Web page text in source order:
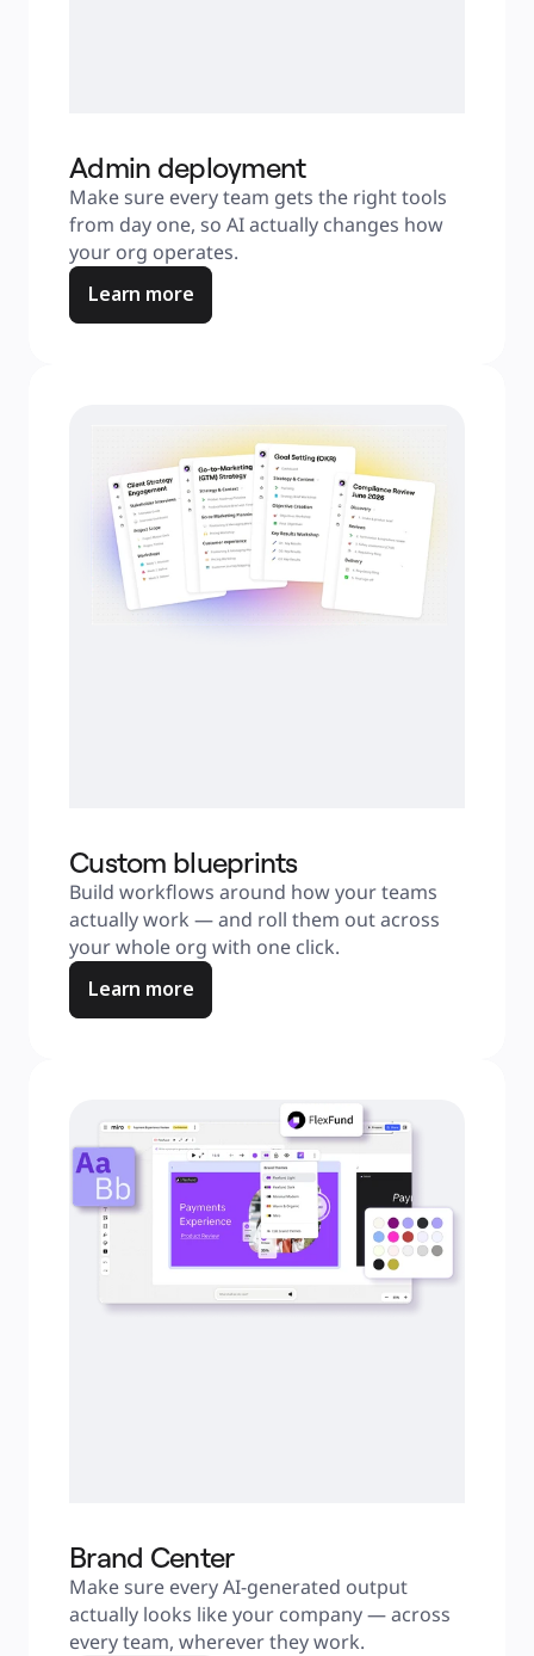
Admin deployment
Make sure every team gets the right tools
from day one, so AI actually changes how
your org operates.
Learn more
Custom blueprints
Build workflows around how your teams
actually work — and roll them out across
your whole org with one click.
Learn more
Brand Center
Make sure every AI-generated output
actually looks like your company — across
every team, wherever they work.